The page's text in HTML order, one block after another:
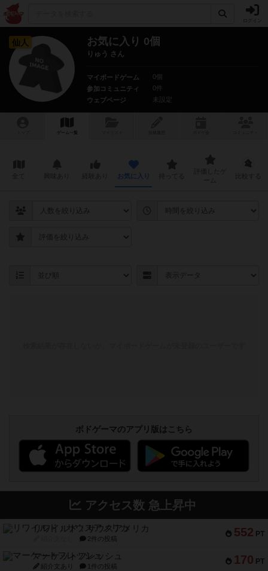
仙人 お気に入り 0個
りゅう さん
マイボードゲーム
0個
参加コミュニティ
0件
ウェブページ
未設定
ゲーム一覧
お気に入り
ボドゲーマのアプリ版はこちら
アクセス数 急上昇中
552 PT
リワイルド：サウスアメリカ
2件の投稿
170 PT
マーケットフレッシュ
紹介文あり 1件の投稿